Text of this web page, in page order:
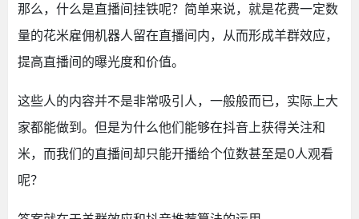
那么，什么是直播间挂铁呢？简单来说，就是花费一定数
量的花米雇佣机器人留在直播间内，从而形成羊群效应，
提高直播间的曝光度和价值。
这些人的内容并不是非常吸引人，一般般而已，实际上大
家都能做到。但是为什么他们能够在抖音上获得关注和
米，而我们的直播间却只能开播给个位数甚至是0人观看
呢？